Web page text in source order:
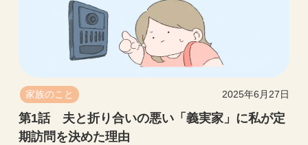
家族のこと 2025年6月27日
第1話 夫と折り合いの悪い「義実家」に私が定
期訪問を決めた理由